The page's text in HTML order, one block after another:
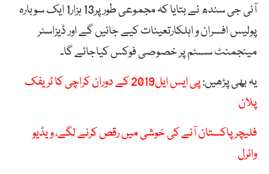
آئی جی سندھ نے بتایا کہ مجموعی طورپر13 ہزار1 ایک سوبارہ
پولیس افسران و اہلکارتعینات کیے جائیں گے اور ڈیزاسٹر
مینجمنٹ سسٹم پر خصوصی فوکس کیاجائے گا۔
یہ بھی پڑھیں:
پی ایس ایل2019 کے دوران کراچی کا ٹریفک
پلان
فلیچر پاکستان آنے کی خوشی میں رقص کرنے لگے، ویڈیو
وائرل